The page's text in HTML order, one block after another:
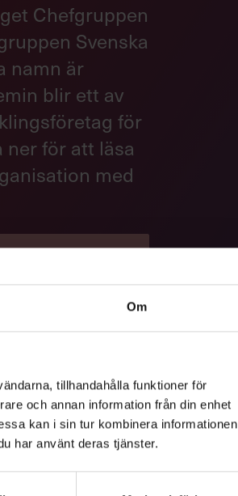
Om
tillhandahålla funktioner för
och annan information från din enhet
kan i sin tur kombinera informationen
har använt deras tjänster.
Chefgruppen
Svenska
namn är
blir ett av
för
ner för att läsa
med